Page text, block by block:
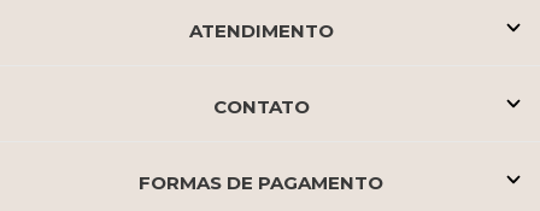
ATENDIMENTO
CONTATO
FORMAS DE PAGAMENTO